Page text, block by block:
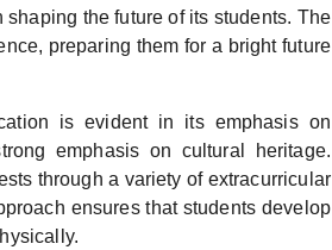
the future of its students. The
preparing them for a bright future
is evident in its emphasis on
emphasis on cultural heritage.
through a variety of extracurricular
ensures that students develop